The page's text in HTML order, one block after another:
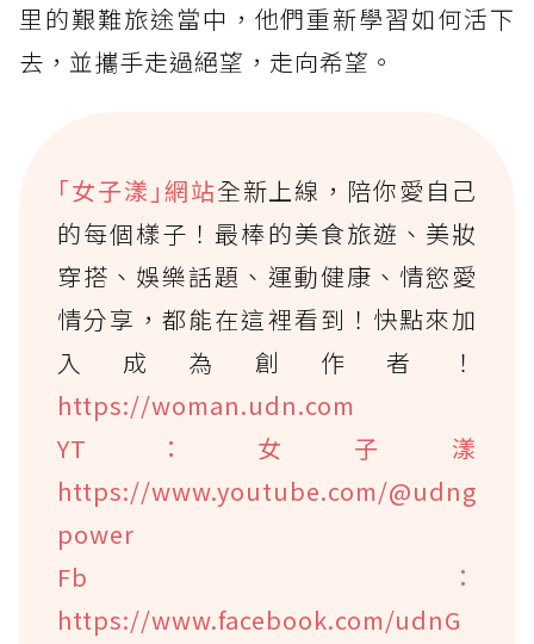
里的艱難旅途當中，他們重新學習如何活下
去，並攜手走過絕望，走向希望。
｢女子漾｣網站全新上線，陪你愛自己
的每個樣子！最棒的美食旅遊、美妝
穿搭、娛樂話題、運動健康、情慾愛
情分享，都能在這裡看到！快點來加
入成為創作者！
https://woman.udn.com
YT：女子漾
https://www.youtube.com/@udng
power
Fb：
https://www.facebook.com/udnG